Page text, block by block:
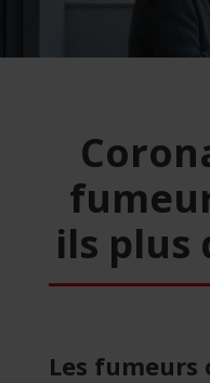
ils plus
Les fumeurs